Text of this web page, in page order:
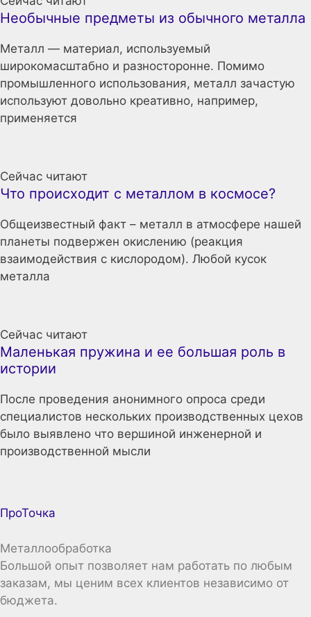
Необычные предметы из обычного металла
Металл — материал, используемый
широкомасштабно и разносторонне. Помимо
промышленного использования, металл зачастую
используют довольно креативно, например,
применяется
Сейчас читают
Что происходит с металлом в космосе?
Общеизвестный факт – металл в атмосфере нашей
планеты подвержен окислению (реакция
взаимодействия с кислородом). Любой кусок
металла
Сейчас читают
Маленькая пружина и ее большая роль в
истории
После проведения анонимного опроса среди
специалистов нескольких производственных цехов
было выявлено что вершиной инженерной и
производственной мысли
ПроТочка
Металлообработка
Большой опыт позволяет нам работать по любым
заказам, мы ценим всех клиентов независимо от
бюджета.